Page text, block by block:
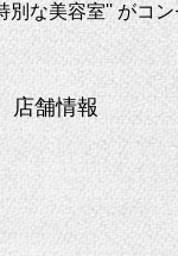
別な美容室'' がコ
店舗情報